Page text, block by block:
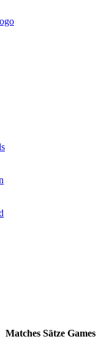
Matches Sätze Games